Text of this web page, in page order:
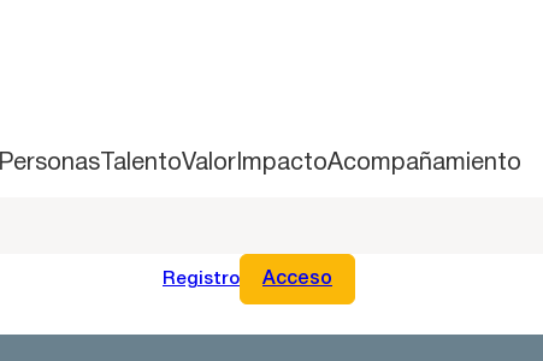
PersonasTalentoValorImpactoAcompañamiento
Registro Acceso